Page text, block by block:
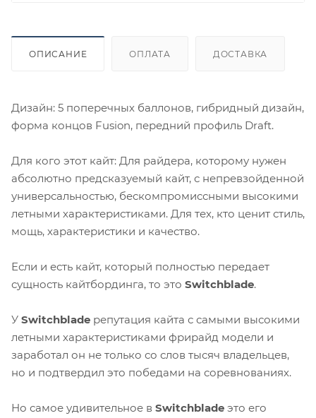
ОПИСАНИЕ ОПЛАТА ДОСТАВКА
Дизайн: 5 поперечных баллонов, гибридный дизайн,
форма концов Fusion, передний профиль Draft.
Для кого этот кайт: Для райдера, которому нужен
абсолютно предсказуемый кайт, с непревзойденной
универсальностью, бескомпромиссными высокими
летными характеристиками. Для тех, кто ценит стиль,
мощь, характеристики и качество.
Если и есть кайт, который полностью передает
сущность кайтбординга, то это Switchblade.
У Switchblade репутация кайта с самыми высокими
летными характеристиками фрирайд модели и
заработал он не только со слов тысяч владельцев,
но и подтвердил это победами на соревнованиях.
Но самое удивительное в Switchblade это его